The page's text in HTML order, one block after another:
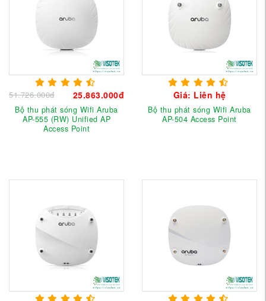
51.726.000đ 25.863.000đ
Bộ thu phát sóng Wifi Aruba
AP-555 (RW) Unified AP
Access Point
Giá: Liên hệ
Bộ thu phát sóng Wifi Aruba
AP-504 Access Point